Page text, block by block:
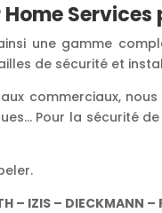
une gamme
de sécurité et
commerciaux,
Pour la sécurité
– IZIS – DIECKMANN –